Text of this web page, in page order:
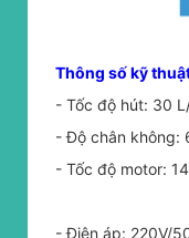
Thông số kỹ
- Tốc độ hút: 30
- Độ chân không:
- Tốc độ motor:
- Điện áp: 220V/